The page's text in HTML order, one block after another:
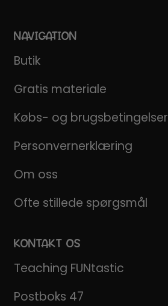
NAVIGATION
Butik
Gratis materiale
Købs- og brugsbetingelser
Personvernerklæring
Om oss
Ofte stillede spørgsmål
KONTAKT OS
Teaching FUNtastic
Postboks 47